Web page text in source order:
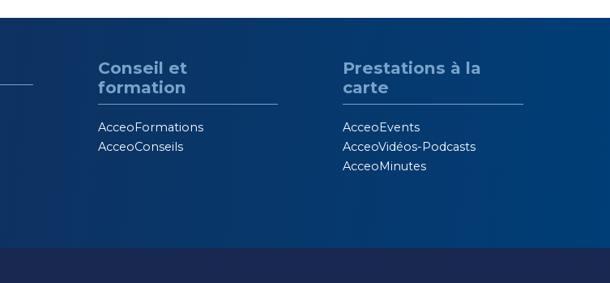
Conseil et
formation
AcceoFormations
AcceoConseils
Prestations à la
carte
AcceoEvents
AcceoVidéos-Podcasts
AcceoMinutes